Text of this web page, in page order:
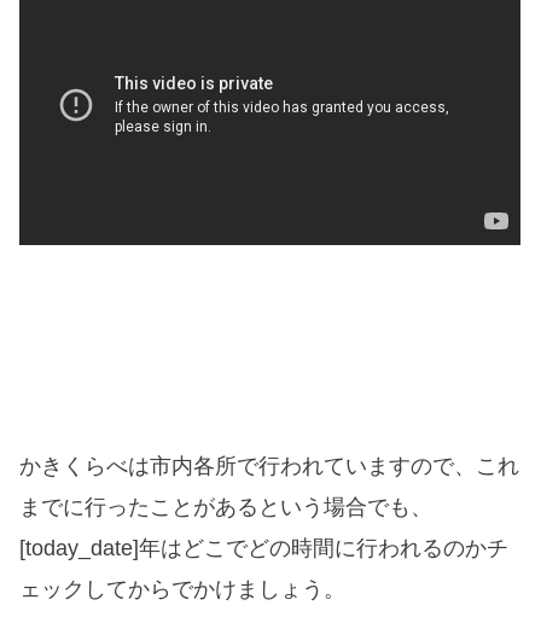
かきくらべは市内各所で行われていますので、これ
までに行ったことがあるという場合でも、
[today_date]年はどこでどの時間に行われるのかチ
ェックしてからでかけましょう。